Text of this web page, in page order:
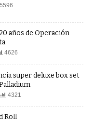
5596
años de Operación
4626
super deluxe box set
4321
Roll